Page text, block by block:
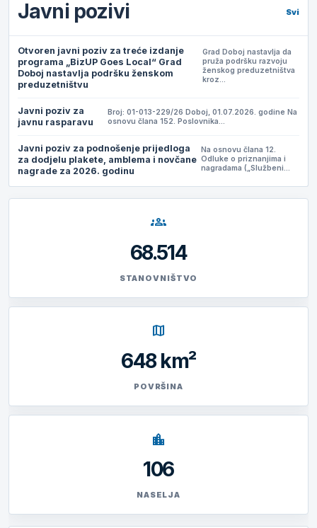
Javni pozivi Svi
Otvoren javni poziv za treće izdanje
programa „BizUP Goes Local“ Grad
Doboj nastavlja podršku ženskom
preduzetništvu
Grad Doboj nastavlja da
pruža podršku razvoju
ženskog preduzetništva
kroz…
Javni poziv za
javnu rasparavu
Broj: 01-013-229/26 Doboj, 01.07.2026. godine Na
osnovu člana 152. Poslovnika…
Javni poziv za podnošenje prijedloga
za dodjelu plakete, amblema i novčane
nagrade za 2026. godinu
Na osnovu člana 12.
Odluke o priznanjima i
nagradama („Službeni…
groups
68.514
STANOVNIŠTVO
map
648 km²
POVRŠINA
location_city
106
NASELJA